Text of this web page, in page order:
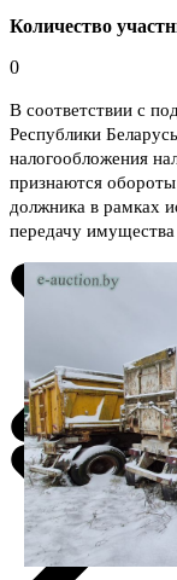
Количество
0
В соответствии с
Республики
налогообложения
признаются
должника в рамках
передачу имущества